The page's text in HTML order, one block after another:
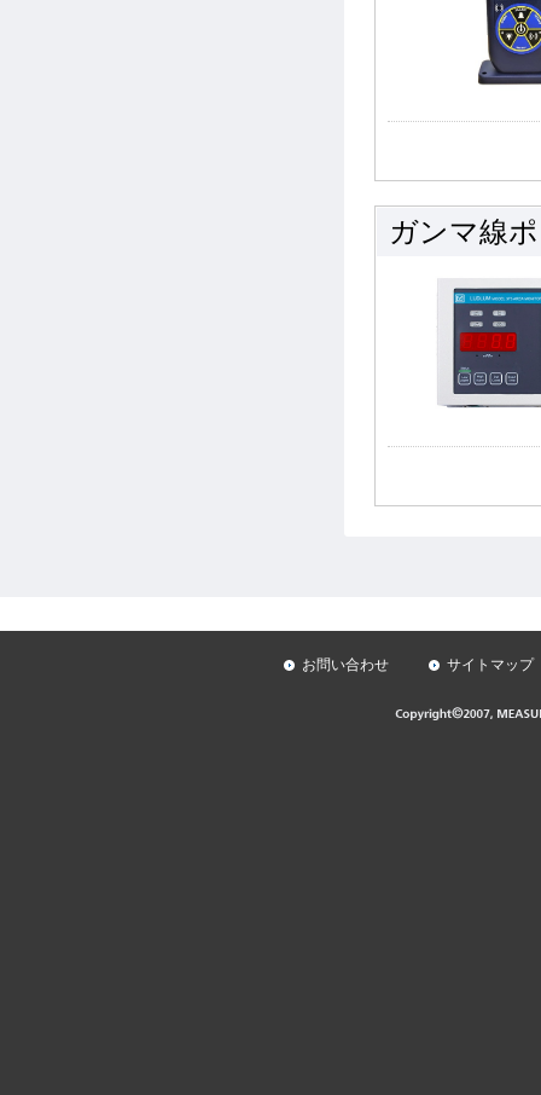
ガンマ線
お問い合わせ サイトマップ